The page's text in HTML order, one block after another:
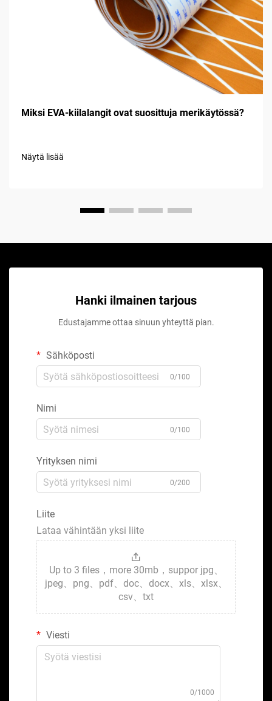
Miksi EVA-kiilalangit ovat suosittuja merikäytössä?
Näytä lisää
Hanki ilmainen tarjous
Edustajamme ottaa sinuun yhteyttä pian.
Sähköposti
0/100
Nimi
0/100
Yrityksen nimi
0/200
Liite
Lataa vähintään yksi liite
Up to 3 files，more 30mb，suppor jpg、
jpeg、png、pdf、doc、docx、xls、xlsx、
csv、txt
Viesti
0/1000